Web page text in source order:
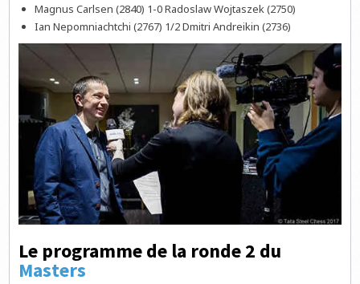
Magnus Carlsen (2840) 1-0 Radoslaw Wojtaszek (2750)
Ian Nepomniachtchi (2767) 1/2 Dmitri Andreikin (2736)
Le programme de la ronde 2 du
Masters